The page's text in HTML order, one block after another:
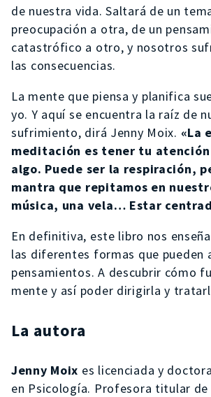
de nuestra vida. Saltará de un
preocupación a otra, de un
catastrófico a otro, y nosotros
las consecuencias.
La mente que piensa y planifica
yo. Y aquí se encuentra la raíz de
sufrimiento, dirá Jenny Moix. «La
meditación es tener tu
algo. Puede ser la respiración,
mantra que repitamos en
música, una vela… Estar
En definitiva, este libro nos
las diferentes formas que pueden
pensamientos. A descubrir cómo
mente y así poder dirigirla y
La autora
Jenny Moix es licenciada y doctora
en Psicología. Profesora titular de